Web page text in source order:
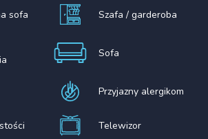
sofa Szafa / garderoba
Sofa
Przyjazny alergikom
Telewizor